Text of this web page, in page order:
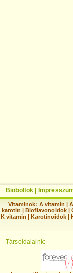
Bioboltok
Vitaminok: A vitamin |
karotin | Bioflavonoidok |
K vitamin | Karotinoidok |
Társoldalaink: